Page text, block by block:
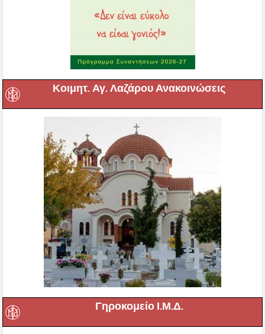
Κοιμητ. Αγ. Λαζάρου Ανακοινώσεις
Γηροκομείο Ι.Μ.Δ.